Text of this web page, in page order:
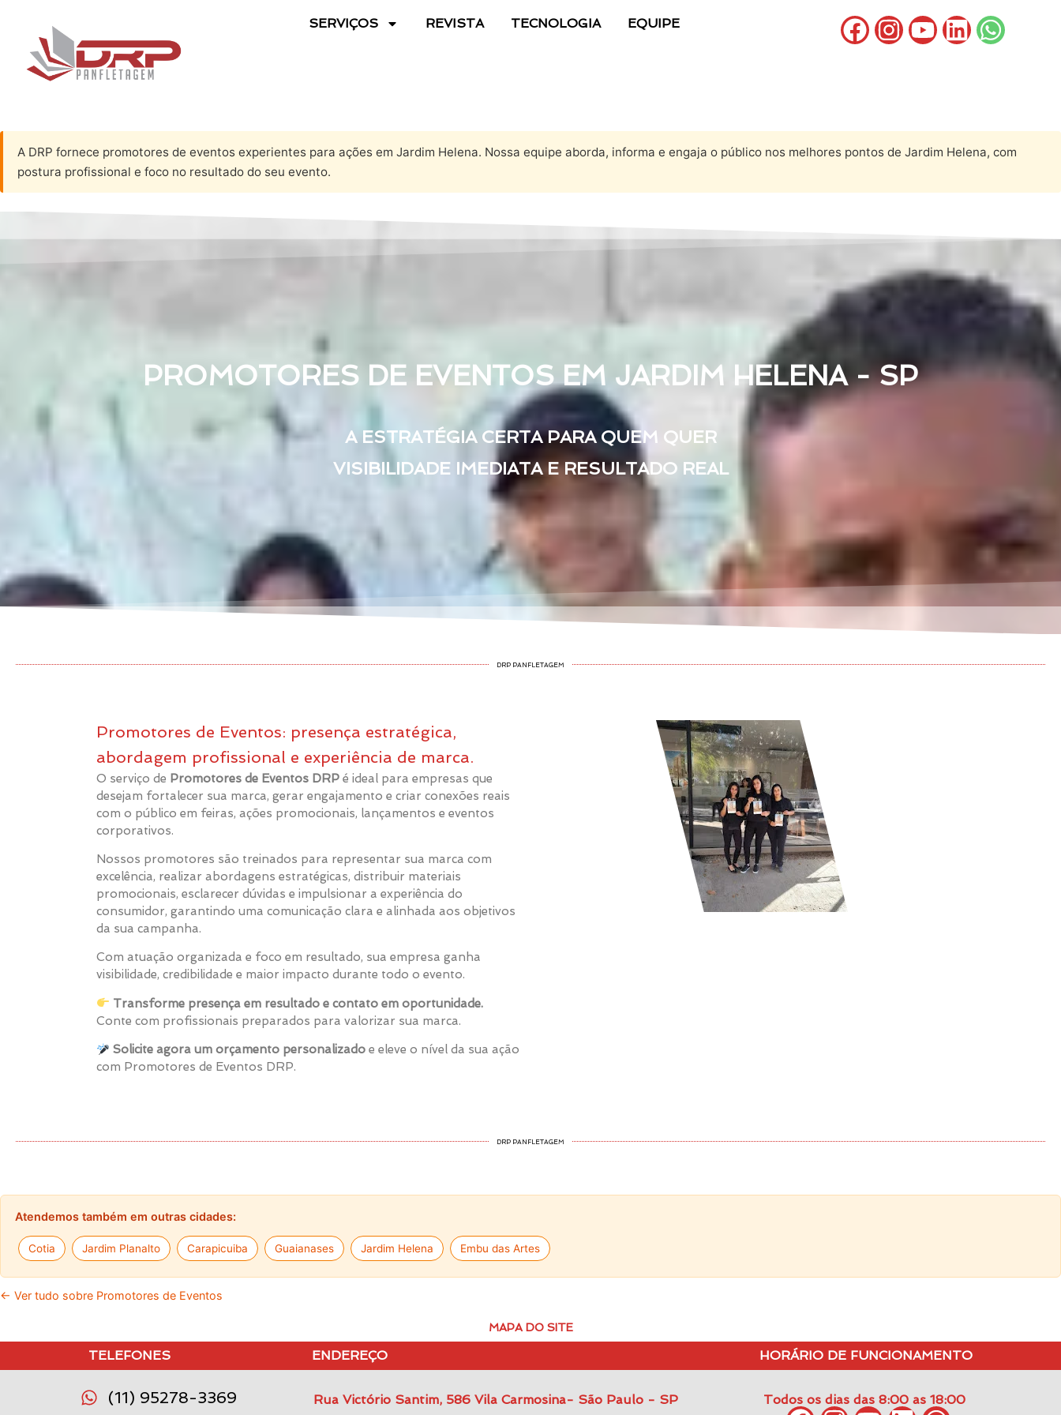
SERVIÇOS REVISTA TECNOLOGIA EQUIPE
A DRP fornece promotores de eventos experientes para ações em Jardim Helena. Nossa equipe aborda, informa e engaja o público nos melhores pontos de Jardim Helena, com
postura profissional e foco no resultado do seu evento.
PROMOTORES DE EVENTOS EM JARDIM HELENA - SP
A ESTRATÉGIA CERTA PARA QUEM QUER
VISIBILIDADE IMEDIATA E RESULTADO REAL
DRP PANFLETAGEM
Promotores de Eventos: presença estratégica,
abordagem profissional e experiência de marca.
O serviço de Promotores de Eventos DRP é ideal para empresas que
desejam fortalecer sua marca, gerar engajamento e criar conexões reais
com o público em feiras, ações promocionais, lançamentos e eventos
corporativos.
Nossos promotores são treinados para representar sua marca com
excelência, realizar abordagens estratégicas, distribuir materiais
promocionais, esclarecer dúvidas e impulsionar a experiência do
consumidor, garantindo uma comunicação clara e alinhada aos objetivos
da sua campanha.
Com atuação organizada e foco em resultado, sua empresa ganha
visibilidade, credibilidade e maior impacto durante todo o evento.
Transforme presença em resultado e contato em oportunidade.
Conte com profissionais preparados para valorizar sua marca.
Solicite agora um orçamento personalizado e eleve o nível da sua ação
com Promotores de Eventos DRP.
DRP PANFLETAGEM
Atendemos também em outras cidades:
Cotia Jardim Planalto Carapicuiba Guaianases Jardim Helena Embu das Artes
← Ver tudo sobre Promotores de Eventos
MAPA DO SITE
TELEFONES ENDEREÇO HORÁRIO DE FUNCIONAMENTO
(11) 95278-3369 Rua Victório Santim, 586 Vila Carmosina- São Paulo - SP Todos os dias das 8:00 as 18:00